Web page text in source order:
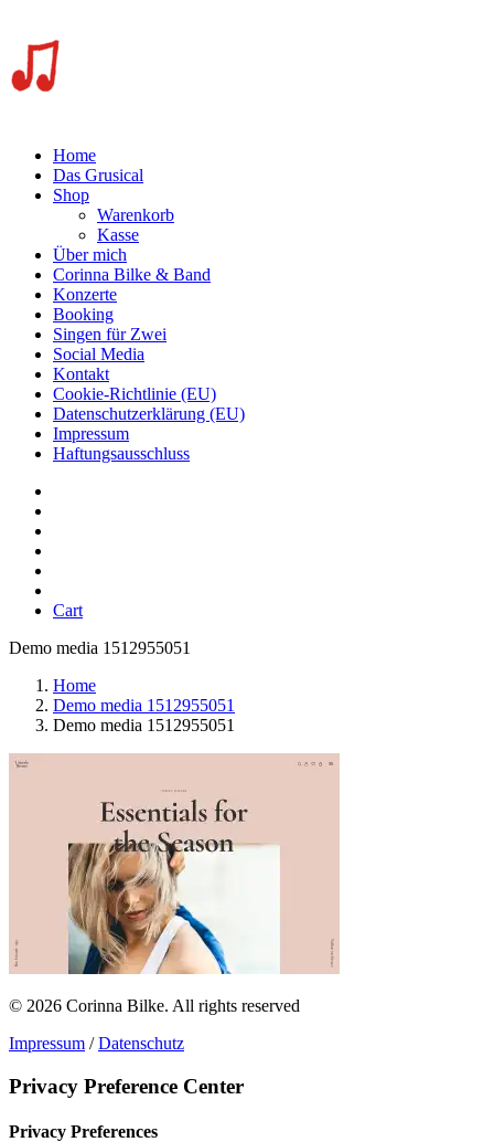
Home
Das Grusical
Shop
Warenkorb
Kasse
Über mich
Corinna Bilke & Band
Konzerte
Booking
Singen für Zwei
Social Media
Kontakt
Cookie-Richtlinie (EU)
Datenschutzerklärung (EU)
Impressum
Haftungsausschluss
Cart
Demo media 1512955051
Home
Demo media 1512955051
Demo media 1512955051
© 2026 Corinna Bilke. All rights reserved
Impressum /Datenschutz
Privacy Preference Center
Privacy Preferences